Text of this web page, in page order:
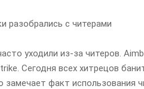
разобрались с читерами
уходили из-за читеров.
Сегодня всех хитрецов
замечает факт использования